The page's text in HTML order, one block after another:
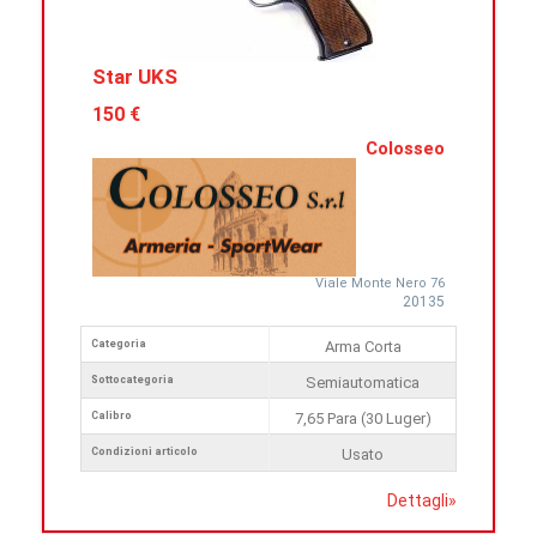
Star UKS
150 €
Colosseo
Viale Monte Nero 76
20135
Categoria
Sottocategoria
Calibro
Condizioni articolo
Arma Corta
Semiautomatica
7,65 Para (30 Luger)
Usato
Dettagli»